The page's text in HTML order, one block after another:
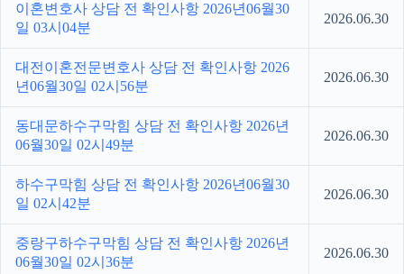
이혼변호사 상담 전 확인사항 2026년06월30
일 03시04분
2026.06.30
대전이혼전문변호사 상담 전 확인사항 2026
년06월30일 02시56분
2026.06.30
동대문하수구막힘 상담 전 확인사항 2026년
06월30일 02시49분
2026.06.30
하수구막힘 상담 전 확인사항 2026년06월30
일 02시42분
2026.06.30
중랑구하수구막힘 상담 전 확인사항 2026년
06월30일 02시36분
2026.06.30